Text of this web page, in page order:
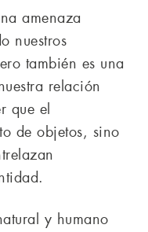
amenaza
nuestros
también es una
relación
que el
de objetos, sino
y humano